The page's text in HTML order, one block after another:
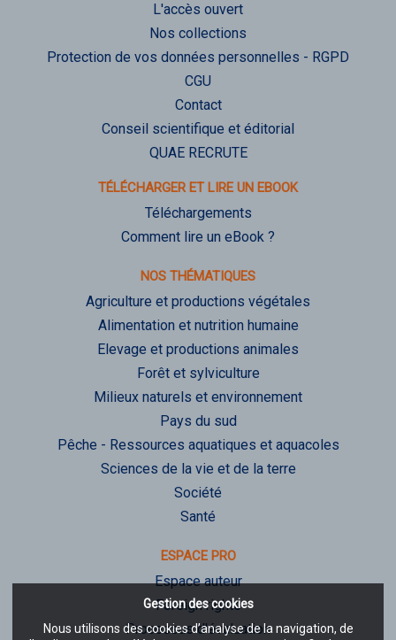
Gestion des cookies
Nous utilisons des cookies d’analyse de la navigation, de
L'accès ouvert
Nos collections
Protection de vos données personnelles - RGPD
CGU
Contact
Conseil scientifique et éditorial
QUAE RECRUTE
TÉLÉCHARGER ET LIRE UN EBOOK
Téléchargements
Comment lire un eBook ?
NOS THÉMATIQUES
Agriculture et productions végétales
Alimentation et nutrition humaine
Elevage et productions animales
Forêt et sylviculture
Milieux naturels et environnement
Pays du sud
Pêche - Ressources aquatiques et aquacoles
Sciences de la vie et de la terre
Société
Santé
ESPACE PRO
Espace auteur
Foreign rights
Processus d'évaluation